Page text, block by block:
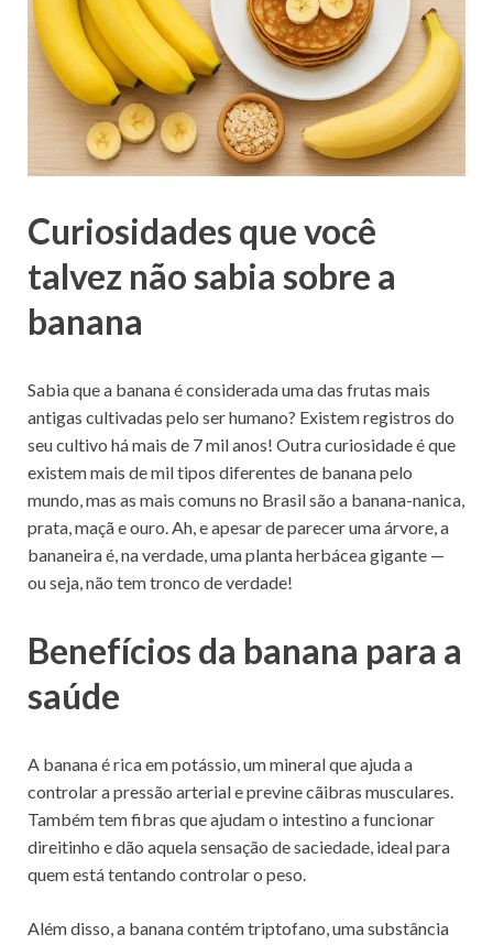
Curiosidades que você
talvez não sabia sobre a
banana
Sabia que a banana é considerada uma das frutas mais
antigas cultivadas pelo ser humano? Existem registros do
seu cultivo há mais de 7 mil anos! Outra curiosidade é que
existem mais de mil tipos diferentes de banana pelo
mundo, mas as mais comuns no Brasil são a banana-nanica,
prata, maçã e ouro. Ah, e apesar de parecer uma árvore, a
bananeira é, na verdade, uma planta herbácea gigante —
ou seja, não tem tronco de verdade!
Benefícios da banana para a
saúde
A banana é rica em potássio, um mineral que ajuda a
controlar a pressão arterial e previne cãibras musculares.
Também tem fibras que ajudam o intestino a funcionar
direitinho e dão aquela sensação de saciedade, ideal para
quem está tentando controlar o peso.
Além disso, a banana contém triptofano, uma substância